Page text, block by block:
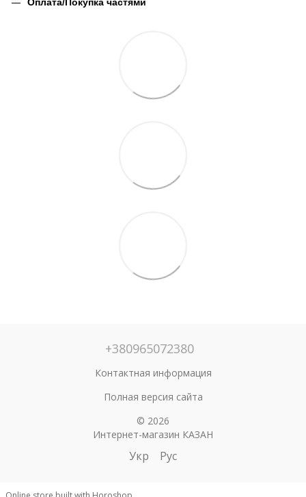
Оплата/Покупка частями
+380965072380
Контактная информация
Полная версия сайта
© 2026
Интернет-магазин КАЗАН
Укр Рус